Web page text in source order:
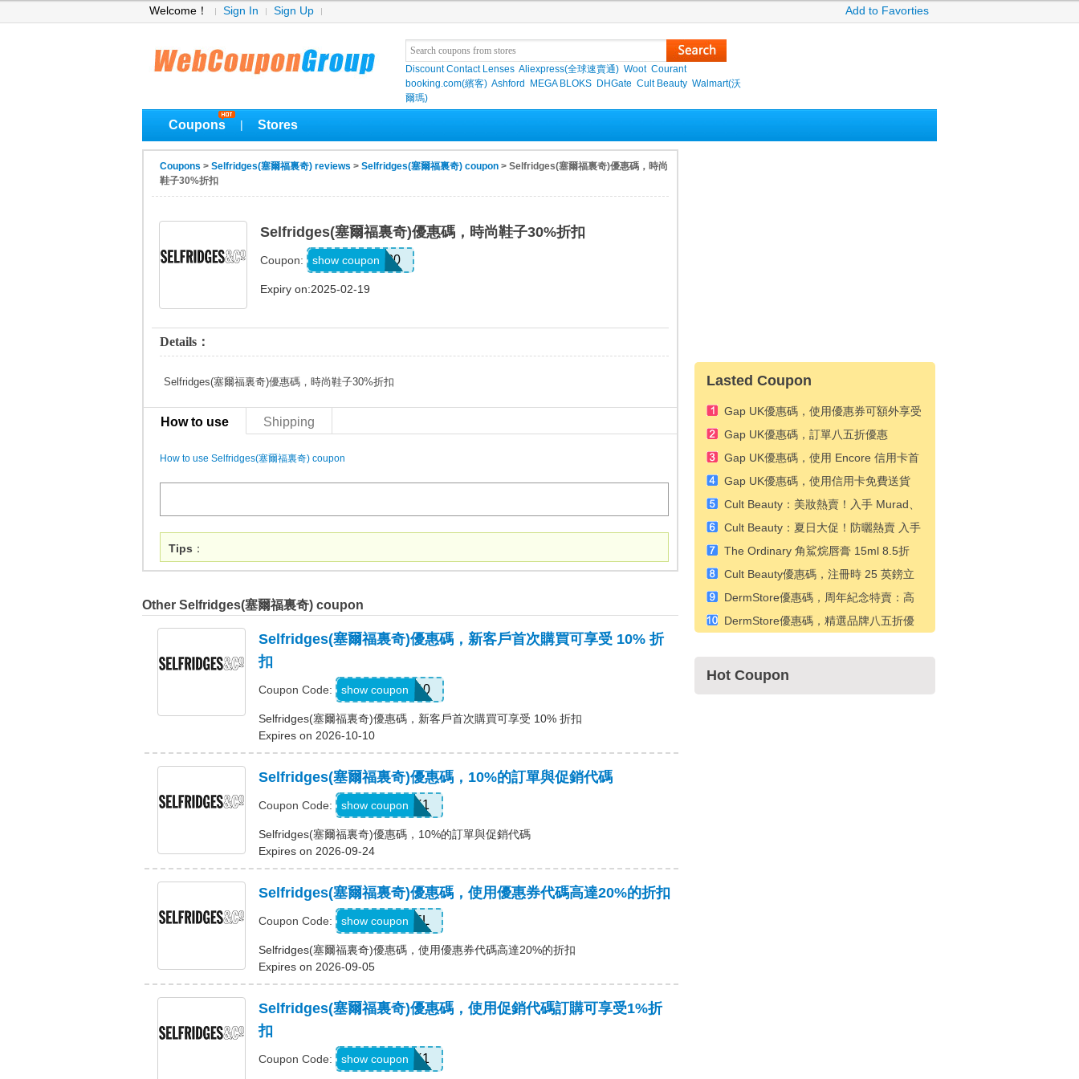
Welcome！ Sign In Sign Up Add to Favorties
Discount Contact Lenses Aliexpress(全球速賣通) Woot Courant
booking.com(繽客) Ashford MEGA BLOKS DHGate Cult Beauty Walmart(沃
爾瑪)
Coupons Stores
Coupons > Selfridges(塞爾福裏奇) reviews > Selfridges(塞爾福裏奇) coupon > Selfridges(塞爾福裏奇)優惠碼，時尚
鞋子30%折扣
Selfridges(塞爾福裏奇)優惠碼，時尚鞋子30%折扣
Coupon: SHOES30
show coupon
Expiry on:2025-02-19
Details：
Selfridges(塞爾福裏奇)優惠碼，時尚鞋子30%折扣
How to use Shipping
How to use Selfridges(塞爾福裏奇) coupon
Tips ：
Other Selfridges(塞爾福裏奇) coupon
Selfridges(塞爾福裏奇)優惠碼，新客戶首次購買可享受 10% 折
扣
Coupon Code: WELCOME10
show coupon
Selfridges(塞爾福裏奇)優惠碼，新客戶首次購買可享受 10% 折扣
Expires on 2026-10-10
Selfridges(塞爾福裏奇)優惠碼，10%的訂單與促銷代碼
Coupon Code: UNLOCK1
show coupon
Selfridges(塞爾福裏奇)優惠碼，10%的訂單與促銷代碼
Expires on 2026-09-24
Selfridges(塞爾福裏奇)優惠碼，使用優惠券代碼高達20%的折扣
Coupon Code: USFREEDEL
show coupon
Selfridges(塞爾福裏奇)優惠碼，使用優惠券代碼高達20%的折扣
Expires on 2026-09-05
Selfridges(塞爾福裏奇)優惠碼，使用促銷代碼訂購可享受1%折
扣
Coupon Code: UNLOCK1
show coupon
Lasted Coupon
Gap UK優惠碼，使用優惠券可額外享受
20% 折扣
Gap UK優惠碼，訂單八五折優惠
Gap UK優惠碼，使用 Encore 信用卡首
次購買可享受 20% 折扣
Gap UK優惠碼，使用信用卡免費送貨
Cult Beauty：美妝熱賣！入手 Murad、
CT、伊索等 滿£50返£10禮卡
Cult Beauty：夏日大促！防曬熱賣 入手
理膚泉、Caudalie、Byoma 等 8折優惠
The Ordinary 角鯊烷唇膏 15ml 8.5折
£7.22（約65.78元）
Cult Beauty優惠碼，注冊時 25 英鎊立
減 5 英鎊
DermStore優惠碼，周年紀念特賣：高
達25%的SkinMedica、EltaMD等產品折
DermStore優惠碼，精選品牌八五折優
Hot Coupon